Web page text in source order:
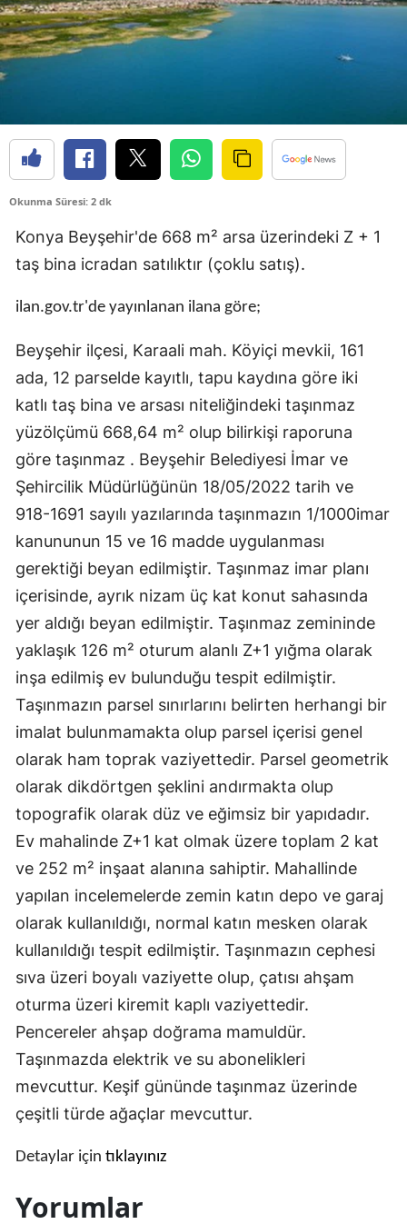
Çorum
Diyarbakır
Erzincan
Erzurum
Eskişehir
Gaziantep
Giresun
Gümüşhane
Hakkari
Hatay
Isparta
Mersin
İstanbul
İzmir
Kars
Kastamonu
Kayseri
Kırklareli
Kırşehir
Kocaeli
Konya
Kütahya
Okunma Süresi: 2 dk
Konya Beyşehir'de 668 m² arsa üzerindeki Z + 1
taş bina icradan satılıktır (çoklu satış).
ilan.gov.tr'de yayınlanan ilana göre;
Beyşehir ilçesi, Karaali mah. Köyiçi mevkii, 161
ada, 12 parselde kayıtlı, tapu kaydına göre iki
katlı taş bina ve arsası niteliğindeki taşınmaz
yüzölçümü 668,64 m² olup bilirkişi raporuna
göre taşınmaz . Beyşehir Belediyesi İmar ve
Şehircilik Müdürlüğünün 18/05/2022 tarih ve
918-1691 sayılı yazılarında taşınmazın 1/1000imar
kanununun 15 ve 16 madde uygulanması
gerektiği beyan edilmiştir. Taşınmaz imar planı
içerisinde, ayrık nizam üç kat konut sahasında
yer aldığı beyan edilmiştir. Taşınmaz zemininde
yaklaşık 126 m² oturum alanlı Z+1 yığma olarak
inşa edilmiş ev bulunduğu tespit edilmiştir.
Taşınmazın parsel sınırlarını belirten herhangi bir
imalat bulunmamakta olup parsel içerisi genel
olarak ham toprak vaziyettedir. Parsel geometrik
olarak dikdörtgen şeklini andırmakta olup
topografik olarak düz ve eğimsiz bir yapıdadır.
Ev mahalinde Z+1 kat olmak üzere toplam 2 kat
ve 252 m² inşaat alanına sahiptir. Mahallinde
yapılan incelemelerde zemin katın depo ve garaj
olarak kullanıldığı, normal katın mesken olarak
kullanıldığı tespit edilmiştir. Taşınmazın cephesi
sıva üzeri boyalı vaziyette olup, çatısı ahşam
oturma üzeri kiremit kaplı vaziyettedir.
Pencereler ahşap doğrama mamuldür.
Taşınmazda elektrik ve su abonelikleri
mevcuttur. Keşif gününde taşınmaz üzerinde
çeşitli türde ağaçlar mevcuttur.
Detaylar için tıklayınız
Yorumlar